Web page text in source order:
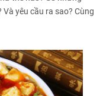
yêu cầu ra sao? Cùng